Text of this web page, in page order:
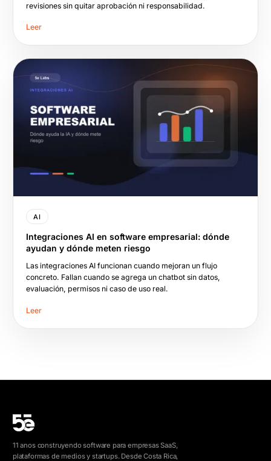
revisiones sin quitar aprobación ni responsabilidad.
Leer
AI
Integraciones AI en software empresarial: dónde
ayudan y dónde meten riesgo
Las integraciones AI funcionan cuando mejoran un flujo
concreto. Fallan cuando se agrega un chatbot sin datos,
evaluación, permisos ni caso de uso real.
Leer
11 anos construyendo software para empresas SaaS,
plataformas de medios y startups. Desde Costa Rica,